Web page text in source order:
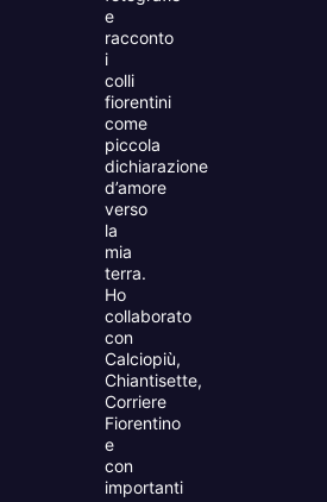
e
racconto
i
colli
fiorentini
come
piccola
dichiarazione
d’amore
verso
la
mia
terra.
Ho
collaborato
con
Calciopiù,
Chiantisette,
Corriere
Fiorentino
e
con
importanti